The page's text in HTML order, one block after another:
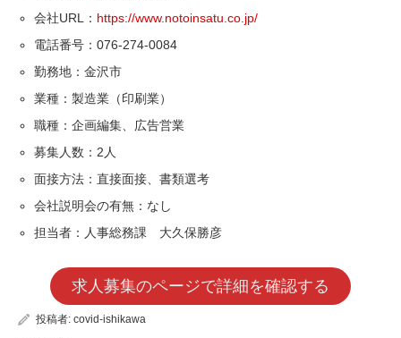
会社URL： https://www.notoinsatu.co.jp/
電話番号：076-274-0084
勤務地：金沢市
業種：製造業（印刷業）
職種：企画編集、広告営業
募集人数：2人
面接方法：直接面接、書類選考
会社説明会の有無：なし
担当者：人事総務課 大久保勝彦
求人募集のページで詳細を確認する
投稿者: covid-ishikawa